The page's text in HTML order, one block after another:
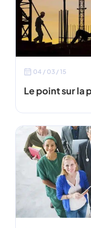
04 / 03 / 15
Le point sur la